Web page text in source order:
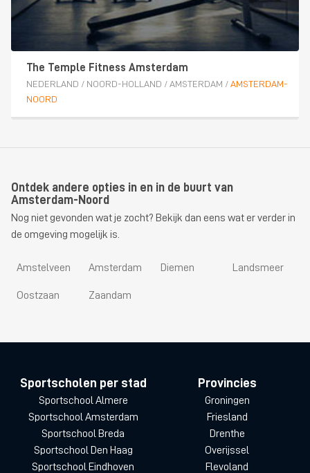
The Temple Fitness Amsterdam
NEDERLAND / NOORD-HOLLAND / AMSTERDAM / AMSTERDAM-
NOORD
Ontdek andere opties in en in de buurt van
Amsterdam-Noord
Nog niet gevonden wat je zocht? Bekijk dan eens wat er verder in
de omgeving mogelijk is.
Amstelveen Amsterdam Diemen Landsmeer
Oostzaan Zaandam
Sportscholen per stad
Sportschool Almere
Sportschool Amsterdam
Sportschool Breda
Sportschool Den Haag
Sportschool Eindhoven
Provincies
Groningen
Friesland
Drenthe
Overijssel
Flevoland